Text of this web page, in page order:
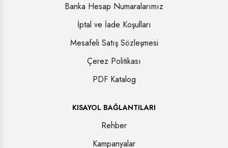
Banka Hesap Numaralarımız
İptal ve İade Koşulları
Mesafeli Satış Sözleşmesi
Çerez Politikası
PDF Katalog
KISAYOL BAĞLANTILARI
Rehber
Kampanyalar